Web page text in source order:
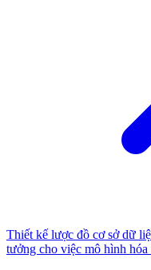
Thiết kế lược đồ cơ sở dữ
tưởng cho việc mô hình